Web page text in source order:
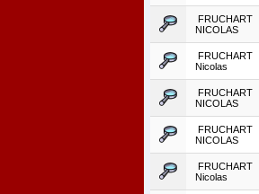
FRUCHART
NICOLAS
FRUCHART
Nicolas
FRUCHART
NICOLAS
FRUCHART
NICOLAS
FRUCHART
Nicolas